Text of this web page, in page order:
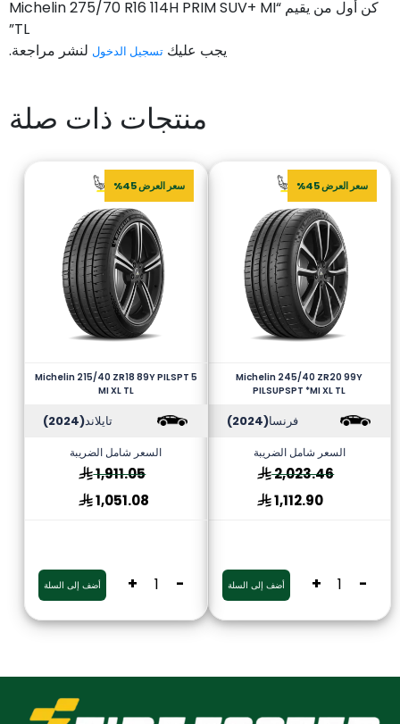
كن أول من يقيم “Michelin 275/70 R16 114H PRIM SUV+ MI
TL”
يجب عليك تسجيل الدخول لنشر مراجعة.
منتجات ذات صلة
سعر العرض 45%
Michelin 245/40 ZR20 99Y
PILSUPSPT *MI XL TL
فرنسا(2024)
السعر شامل الضريبة
2,023.46
1,112.90
-
+ أضف إلى السلة
سعر العرض 45%
Michelin 215/40 ZR18 89Y PILSPT 5
MI XL TL
تايلاند(2024)
السعر شامل الضريبة
1,911.05
1,051.08
-
+ أضف إلى السلة